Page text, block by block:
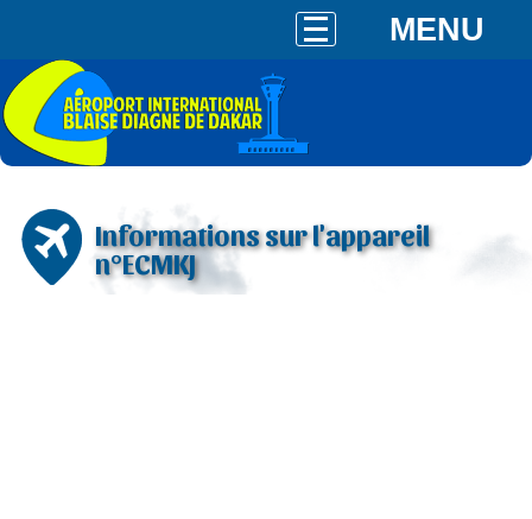
MENU
Informations sur l'appareil
n°ECMKJ